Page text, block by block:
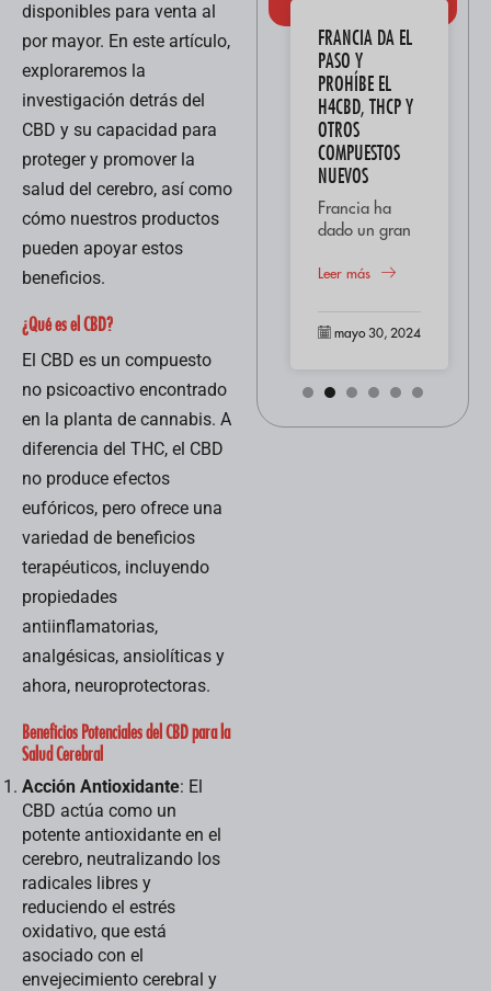
disponibles para venta al
por mayor. En este artículo,
exploraremos la
investigación detrás del
CBD y su capacidad para
proteger y promover la
salud del cerebro, así como
cómo nuestros productos
pueden apoyar estos
beneficios.
¿Qué es el CBD?
El CBD es un compuesto
no psicoactivo encontrado
en la planta de cannabis. A
diferencia del THC, el CBD
no produce efectos
eufóricos, pero ofrece una
variedad de beneficios
terapéuticos, incluyendo
propiedades
antiinflamatorias,
analgésicas, ansiolíticas y
ahora, neuroprotectoras.
Beneficios Potenciales del CBD para la
Salud Cerebral
Acción Antioxidante: El
CBD actúa como un
potente antioxidante en el
cerebro, neutralizando los
radicales libres y
reduciendo el estrés
oxidativo, que está
asociado con el
envejecimiento cerebral y
AMNESIA HAZE:
“DESCUBRE SUS
CARACTERÍSTICAS
Y ORÍGENES”
El cannabis
Amnesia es una
variedad que
ha capturado la
imaginación de
los entusiastas
debido a sus
características
distintivas...
FRANCIA DA EL
PASO Y
PROHÍBE EL
H4CBD, THCP Y
OTROS
COMPUESTOS
NUEVOS
Francia ha
dado un gran
prohibir
de
cannabinoides
H4CBD, THCP
y otros
derivados
Leer más
mayo 30, 2024